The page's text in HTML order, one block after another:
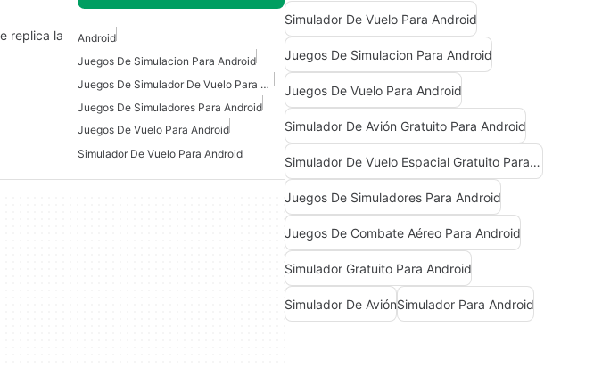
replica la
Android
Juegos De Simulacion Para Android
Juegos De Simulador De Vuelo Para Android
Juegos De Simuladores Para Android
Juegos De Vuelo Para Android
Simulador De Vuelo Para Android
Simulador De Vuelo Para Android
Juegos De Simulacion Para Android
Juegos De Vuelo Para Android
Simulador De Avión Gratuito Para Android
Simulador De Vuelo Espacial Gratuito Para Android
Juegos De Simuladores Para Android
Juegos De Combate Aéreo Para Android
Simulador Gratuito Para Android
Simulador De AviónSimulador Para Android